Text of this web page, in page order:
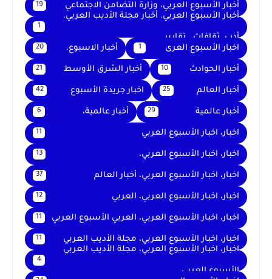
أخبار الأسبوع العربي، وزارة التضامن الاجتماعي 19
أخبار الأسبوع العربي. أخبار مجلة الأديب العربي.
أدب. ثقافات . تقارير .
1
اخبار الأسبوع العرى 1 أخبار الاسبوع. 20
أخبار الحوادث 10 أخبار الشرق الأوسط 21
أخبار العالم 25 اخبار جريدة الأسبوع 42
أخبار عالمية 29 أخبار عالمية، 6
اخبار، اخبار الأسبوع العربي 11
اخبار، اخبار الأسبوع العربي، 13
اخبار، اخبار الأسبوع العربي، أخبار العالم 37
اخبار، اخبار الأسبوع العربي، العربي 12
اخبار، اخبار الأسبوع العربي، العربي الأسبوع العربي 11
اخبار، اخبار الأسبوع العربي، مجلة الأديب العربي 11
اخبار، اخبار الأسبوع العربي، مجلة الأديب العربي
الأسبوع العربي
4